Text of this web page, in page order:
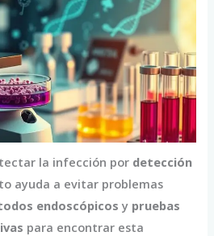
la infección por detección
ayuda a evitar problemas
endoscópicos y pruebas
para encontrar esta